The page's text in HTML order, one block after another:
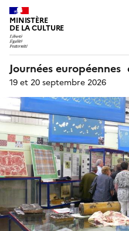
MINISTÈRE
DE LA CULTURE
Journées
19 et 20 septembre 2026